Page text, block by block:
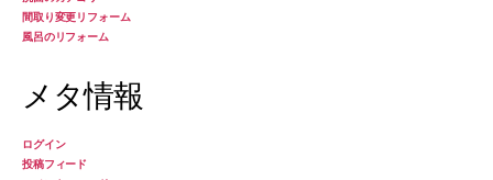
間取り変更リフォーム
風呂のリフォーム
メタ情報
ログイン
投稿フィード